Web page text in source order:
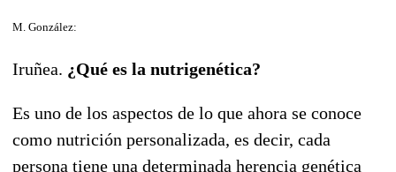
M. González:
Iruñea. ¿Qué es la nutrigenética?
Es uno de los aspectos de lo que ahora se conoce
como nutrición personalizada, es decir, cada
persona tiene una determinada herencia genética